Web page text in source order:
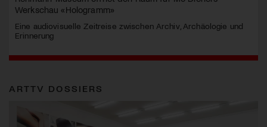
Werkschau «Hologramm»
Eine audiovisuelle Zeitreise zwischen Archiv, Archäologie und
Erinnerung
ARTTV DOSSIERS